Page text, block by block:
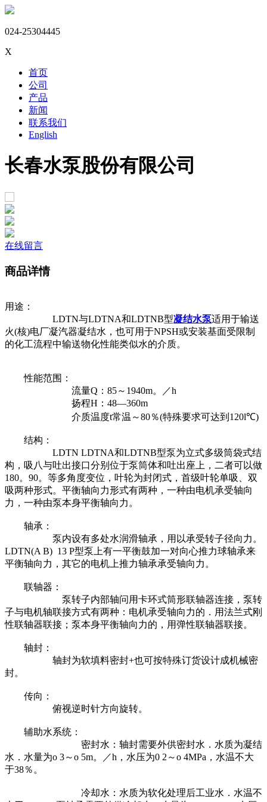
024-25304445
X
首页
公司
产品
新闻
联系我们
English
长春水泵股份有限公司
在线留言
商品详情
用途：
LDTN与LDTNA和LDTNB型凝结水泵适用于输送
火(核)电厂凝汽器凝结水，也可用于NPSH或安装基面受限制
的化工流程中输送物化性能类似水的介质。
性能范围：
流量Q：85～1940m。／h
扬程H：48—360m
介质温度t常温～80％(特殊要求可达到120l℃)
结构：
LDTN LDTNA和LDTNB型泵为立式多级筒袋式结
构，吸八与吐出接口分别位于泵筒体和吐出座上，二者可以做
180。90。等多角度变位，叶轮为封闭式，首级叶轮单吸、双
吸两种形式。平衡轴向力形式有两种，一种由电机承受轴向
力，一种由泵本身平衡轴向力。
轴承：
泵内设有多处水润滑轴承，用以承受转子径向力。
LDTN(A B) 13 P型泵上有一平衡鼓加一对向心推力球轴承来
平衡轴向力，其它的电机上推力轴承承受轴向力。
联轴器：
泵转子内部轴问用卡环式筒形联轴器连接，泵转
子与电机轴联接方式有两种：电机承受轴向力的．用法兰式刚
性联轴器联接；泵本身平衡轴向力的，用弹性联轴器联接。
轴封：
轴封为软填料密封+也可按特殊订货设计成机械密
封。
传向：
俯视逆时针方向旋转。
辅助水系统：
密封水：轴封需要外供密封水．水质为凝结
水．水量为o 3～o 5m。／h，水压为0 2～o 4MPa，水温不大
于38％。
冷却水：水质为软化处理后工业水．水温不